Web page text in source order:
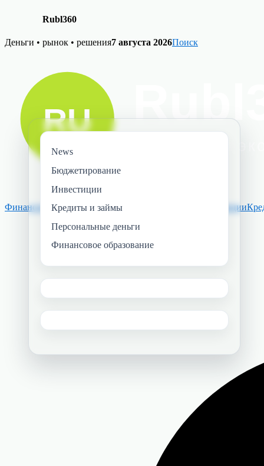
Rubl360
Skip
Деньги • рынок • решения7 августа 2026Поиск
Финансовое образованиеПерсональные деньги Инвестиции
News
Бюджетирование
Инвестиции
Кредиты и займы
Персональные деньги
Финансовое образование